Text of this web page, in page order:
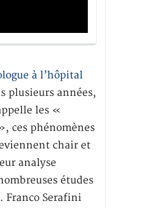
à l’hôpital
plusieurs années,
les «
ces phénomènes
chair et
analyse
études
Franco Serafini